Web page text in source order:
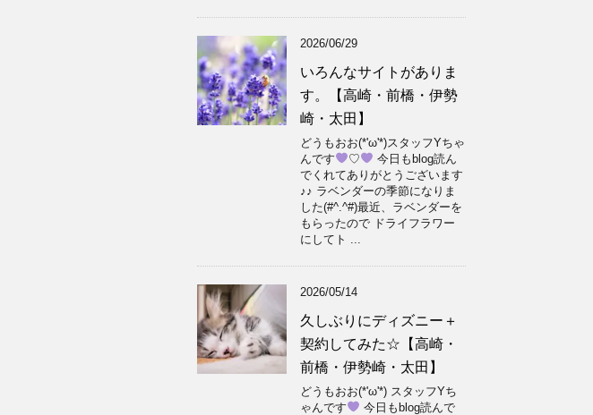
2026/06/29
いろんなサイトがありま
す。【高崎・前橋・伊勢
崎・太田】
どうもおお(*'ω'*)スタッフYちゃ
んです
♡
今日もblog読ん
でくれてありがとうございます
♪♪ ラベンダーの季節になりま
した(#^.^#)最近、ラベンダーを
もらったので ドライフラワー
にしてト ...
2026/05/14
久しぶりにディズニー＋
契約してみた☆【高崎・
前橋・伊勢崎・太田】
どうもおお(*'ω'*) スタッフYち
ゃんです
今日もblog読んで